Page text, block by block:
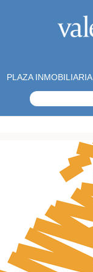
PLAZA INMOBILIARIA